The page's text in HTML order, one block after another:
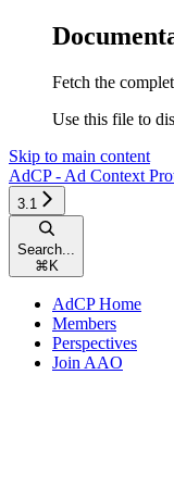
Fetch the
Use this file to
Skip to main content
AdCP - Ad Context
3.1
Search...
⌘ K
AdCP Home
Members
Perspectives
Join AAO